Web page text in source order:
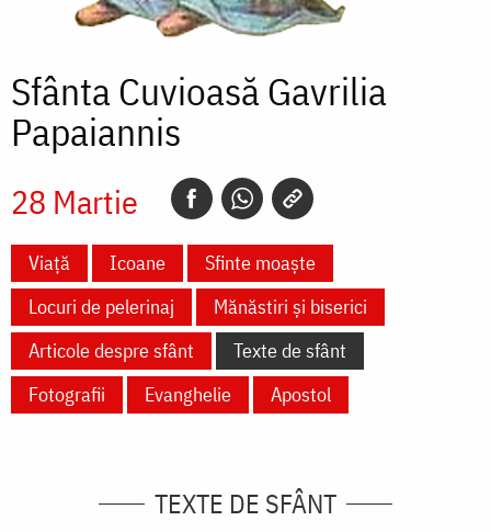
Sfânta Cuvioasă Gavrilia
Papaiannis
28 Martie
Viață Icoane
Sfinte moaște
Locuri de pelerinaj
Mănăstiri și biserici
Articole despre sfânt
Texte de sfânt
Fotografii
Evanghelie Apostol
TEXTE DE SFÂNT